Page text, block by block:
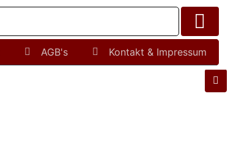
AGB's Kontakt & Impressum